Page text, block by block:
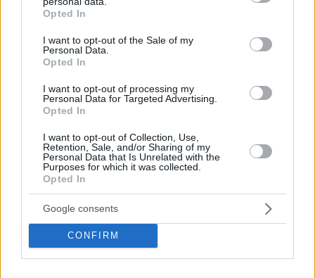
grant or deny consent to Google and its third-party tags to
use your data for below specified purposes in below Google
consent section.
Opted In
I want to opt-out of the Sale of my
Personal Data.
Opted In
I want to opt-out of processing my
Personal Data for Targeted Advertising.
Opted In
I want to opt-out of Collection, Use,
Retention, Sale, and/or Sharing of my
Personal Data that Is Unrelated with the
Purposes for which it was collected.
Opted In
Google consents
CONFIRM
Μυστήριο 3.500 ετών στη Σαντορίνη: Ο 15χρονος
που δεν πρόλαβε να ξεφύγει από το τσουνάμι
μπορεί ν' αλλάξει τη χρονολογία της μεγάλης
08.08.2026, 18:08